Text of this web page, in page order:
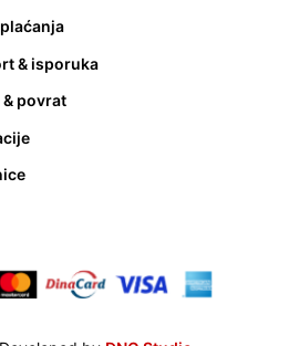
& isporuka
& povrat